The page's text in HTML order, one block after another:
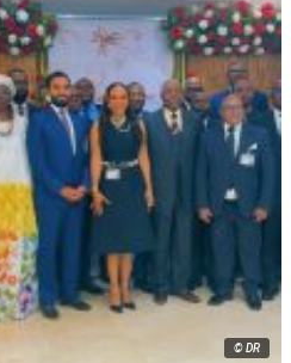
© DR